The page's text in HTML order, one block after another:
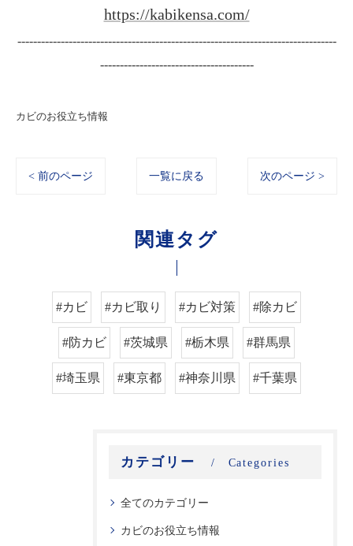
https://kabikensa.com/
---------------------------------------------------------------------------------
---------------------------------------
カビのお役立ち情報
< 前のページ 一覧に戻る 次のページ >
関連タグ
#カビ #カビ取り #カビ対策 #除カビ
#防カビ #茨城県 #栃木県 #群馬県
#埼玉県 #東京都 #神奈川県 #千葉県
カテゴリー Categories
全てのカテゴリー
カビのお役立ち情報